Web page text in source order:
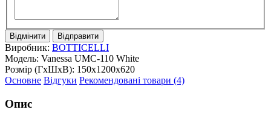
Відмінити Відправити
Виробник: BOTTICELLI
Модель: Vanessa UMC-110 White
Розмір (ГxШxВ): 150x1200x620
Основне Відгуки Рекомендовані товари (4)
Опис